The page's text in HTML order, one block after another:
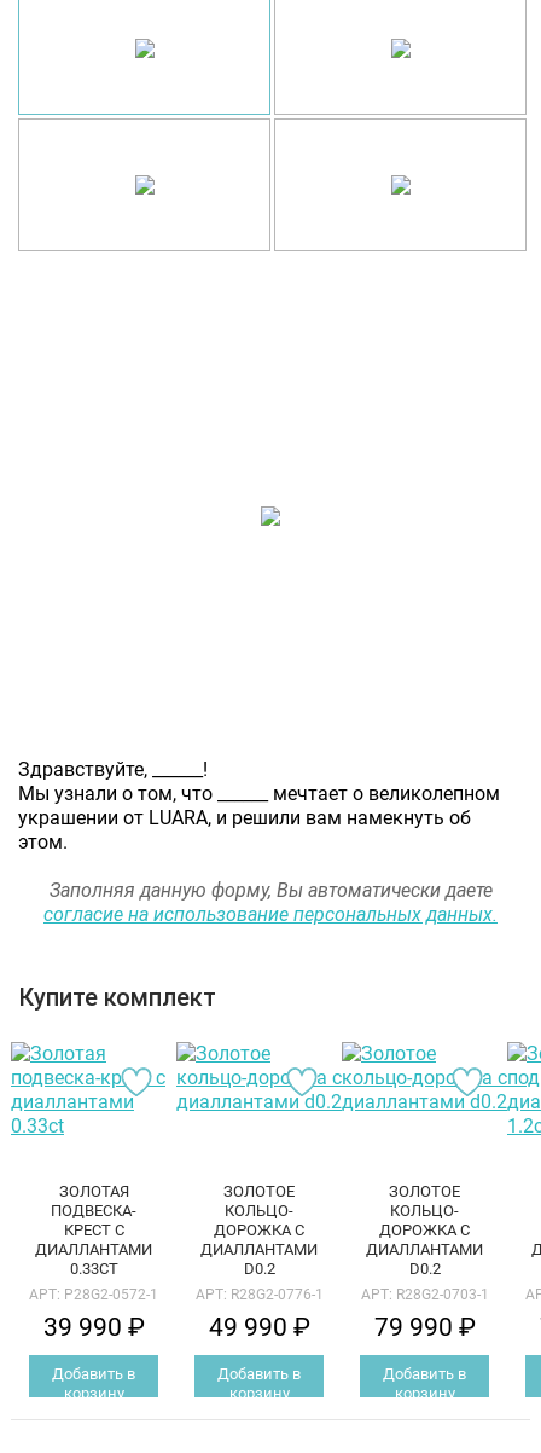
Здравствуйте,
!
Мы узнали о том, что
мечтает о великолепном
украшении от LUARA, и решили вам намекнуть об
этом.
Заполняя данную форму, Вы автоматически даете
согласие на использование персональных данных.
Купите комплект
ЗОЛОТАЯ
ПОДВЕСКА-
КРЕСТ С
ДИАЛЛАНТАМИ
0.33CT
АРТ: P28G2-0572-1
39 990 ₽
Добавить в
корзину
ЗОЛОТОЕ
КОЛЬЦО-
ДОРОЖКА С
ДИАЛЛАНТАМИ
D0.2
АРТ: R28G2-0776-1
49 990 ₽
Добавить в
корзину
ЗОЛОТОЕ
КОЛЬЦО-
ДОРОЖКА С
ДИАЛЛАНТАМИ
D0.2
АРТ: R28G2-0703-1
79 990 ₽
Добавить в
корзину